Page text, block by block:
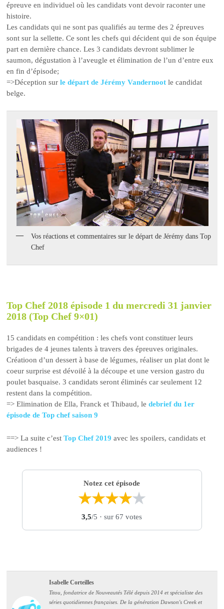
épreuve en individuel où les candidats vont devoir raconter une
histoire.
Les candidats qui ne sont pas qualifiés au terme des 2 épreuves
sont sur la sellette. Ce sont les chefs qui décident qui de son équipe
part en dernière chance. Les 3 candidats devront sublimer le
saumon, dégustation à l’aveugle et élimination de l’un d’entre eux
en fin d’épisode;
=>Déception surle départ de Jérémy Vandernoot le candidat
belge.
Vos réactions et commentaires sur le départ de Jérémy dans Top
Chef
Top Chef 2018 épisode 1 du mercredi 31 janvier
2018 (Top Chef 9×01)
15 candidats en compétition : les chefs vont constituer leurs
brigades de 4 jeunes talents à travers des épreuves originales.
Créatioon d’un dessert à base de légumes, réaliser un plat dont le
coeur surprise est dévoilé à la découpe et une version gastro du
poulet basquaise. 3 candidats seront éliminés car seulement 12
restent dans la compétition.
=> Elimination de Ella, Franck et Thibaud, ledebrief du 1er
épisode de Top chef saison 9
==> La suite c’estTop Chef 2019 avec les spoilers, candidats et
audiences !
Notez cet épisode
★★★★★
3,5/5 · sur 67 votes
Isabelle Corteilles
Titou, fondatrice de Nouveautés Télé depuis 2014 et spécialiste des
séries quotidiennes françaises. De la génération Dawson's Creek et